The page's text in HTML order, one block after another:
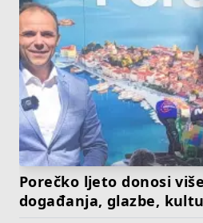
Porečko ljeto donosi
događanja, glazbe,